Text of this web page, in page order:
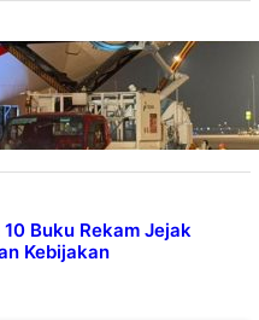
Kesiapan Pertamina
Besar
Buku Rekam Jejak
Kebijakan